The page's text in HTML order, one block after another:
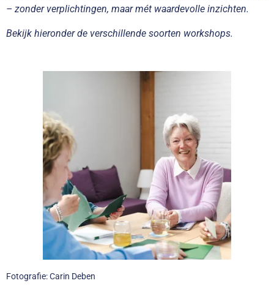
– zonder verplichtingen, maar mét waardevolle inzichten.
Bekijk hieronder de verschillende soorten workshops.
Fotografie: Carin Deben